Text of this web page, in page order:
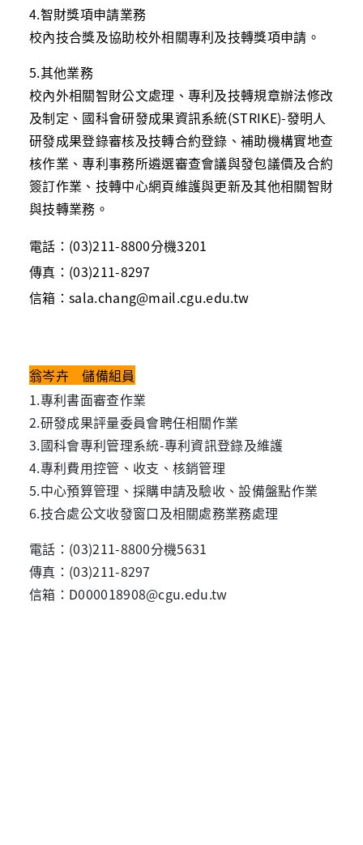
4.智財獎項申請業務
校內技合獎及協助校外相關專利及技轉獎項申請。
5.其他業務
校內外相關智財公文處理、專利及技轉規章辦法修改
及制定、國科會研發成果資訊系統(STRIKE)-發明人
研發成果登錄審核及技轉合約登錄、補助機構實地查
核作業、專利事務所遴選審查會議與發包議價及合約
簽訂作業、技轉中心網頁維護與更新及其他相關智財
與技轉業務。
電話： (03)211-8800分機3201
傳真： (03)211-8297
信箱： sala.chang@mail.cgu.edu.tw
翁岑卉 儲備組員
1.專利書面審查作業
2.研發成果評量委員會聘任相關作業
3.國科會專利管理系統-專利資訊登錄及維護
4.專利費用控管、收支、核銷管理
5.中心預算管理、採購申請及驗收、設備盤點作業
6.技合處公文收發窗口及相關處務業務處理
電話： (03)211-8800分機5631
傳真： (03)211-8297
信箱： D000018908@cgu.edu.tw